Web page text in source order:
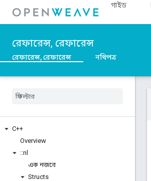
গাইড
রেফারেন্স, রেফারেন্স
রেফারেন্স, রেফারেন্স নথিপত্র
C++
Overview
::nl
এক নজরে
Structs